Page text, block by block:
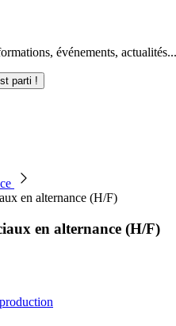
événements,
parti !
en alternance (H/F)
en alternance (H/F)